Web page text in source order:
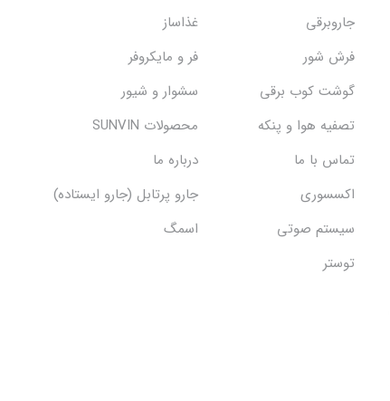
جاروبرقی
غذاساز
فرش شور
فر و مایکروفر
گوشت کوب برقی
سشوار و شیور
تصفیه هوا و پنکه
محصولات SUNVIN
تماس با ما
درباره ما
اکسسوری
جارو پرتابل (جارو ایستاده)
سیستم صوتی
اسمگ
توستر